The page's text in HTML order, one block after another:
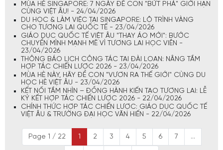
MÙA HÈ SINGAPORE: 7 NGÀY ĐỂ CON "BỨT PHÁ" GIỚI HẠN
CÙNG VIỆT ÂU! - 24/04/2026
DU HỌC & LÀM VIỆC TẠI SINGAPORE: LỘ TRÌNH VÀNG
CHO TƯƠNG LAI QUỐC TẾ - 23/04/2026
GIÁO DỤC QUỐC TẾ VIỆT ÂU "THAY ÁO MỚI": BƯỚC
CHUYỂN MÌNH MẠNH MẼ VÌ TƯƠNG LAI HỌC VIÊN -
23/04/2026
THÔNG BÁO LỊCH CÔNG TÁC TẠI ĐÀI LOAN: NÂNG TẦM
HỢP TÁC CHIẾN LƯỢC 2026 - 23/04/2026
MÙA HÈ NÀY, HÃY ĐỂ CON "VƯƠN RA THẾ GIỚI" CÙNG DU
HỌC HÈ VIỆT ÂU - 23/04/2026
KẾT NỐI TẦM NHÌN – ĐỒNG HÀNH KIẾN TẠO TƯƠNG LAI: LỄ
KÝ KẾT HỢP TÁC CHIẾN LƯỢC 2026 - 22/04/2026
CHÍNH THỨC HỢP TÁC CHIẾN LƯỢC: GIÁO DỤC QUỐC TẾ
VIỆT ÂU & TRƯỜNG ĐẠI HỌC VĂN HIẾN - 22/04/2026
Page 1 / 22 1 2 3 4 5 6 7 ...